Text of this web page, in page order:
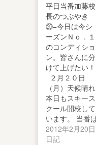
平日当番加藤校
長のつぶやき
⑳−今日は今シ
ーズンＮｏ．１
のコンディショ
ン。皆さんに分
けて上げたい！
２月２０日
（月）天候晴れ
本日もスキース
クール開校して
います。 当番
加藤校長と西田
副…
2012年2月20日
日記